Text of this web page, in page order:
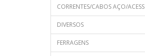
CORRENTES/CABOS AÇO/ACESS
DIVERSOS
FERRAGENS